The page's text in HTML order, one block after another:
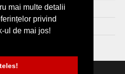
mai multe detalii
privind
ul de mai jos!